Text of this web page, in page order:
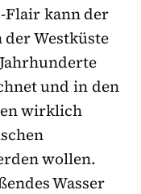
Flair kann der
der Westküste
und in den
wirklich
wollen.
Wasser